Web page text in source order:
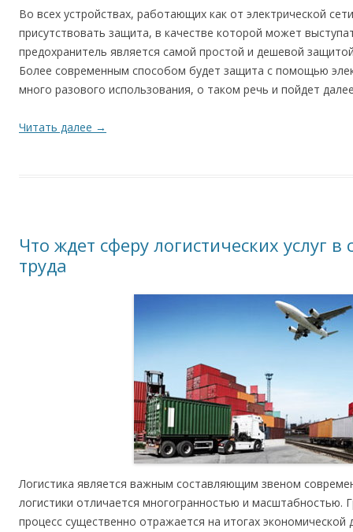
Во всех устройствах, работающих как от электрической
присутствовать защита, в качестве которой может
предохранитель является самой простой и дешевой
Более современным способом будет защита с помощью
много разового использования, о таком речь и пойдет
Читать далее →
Что ждет сферу логистических услуг в
труда
Логистика является важным составляющим звеном
логистики отличается многогранностью и масштабностью.
процесс существенно отражается на итогах